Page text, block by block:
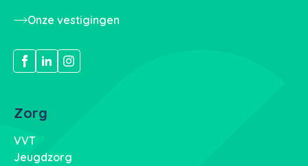
Onze vestigingen
Zorg
VVT
Jeugdzorg